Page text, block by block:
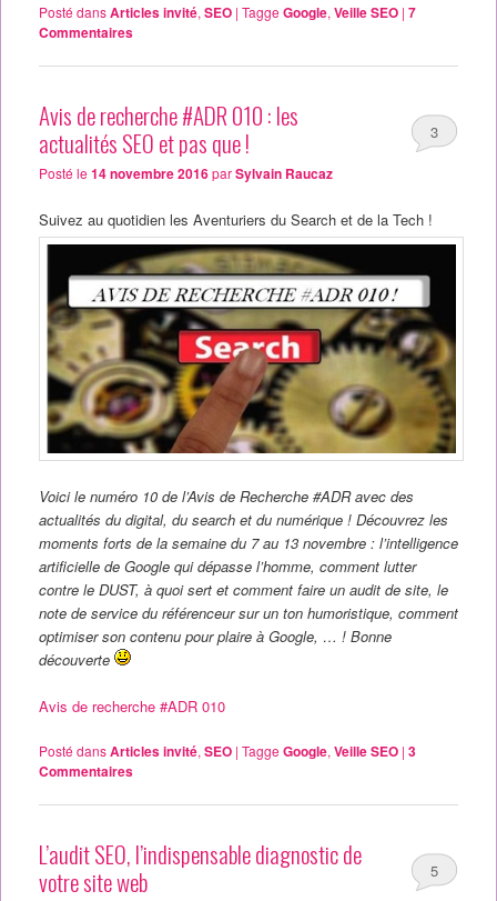
Posté dansArticles invité, SEO | Tagge Google, Veille SEO | 7
Commentaires
Avis de recherche #ADR 010 : les
actualités SEO et pas que !
Posté le 14 novembre 2016parSylvain Raucaz
3
Suivez au quotidien les Aventuriers du Search et de la Tech !
Voici le numéro 10 de l’Avis de Recherche #ADR avec des
actualités du digital, du search et du numérique ! Découvrez les
moments forts de la semaine du 7 au 13 novembre : l’intelligence
artificielle de Google qui dépasse l’homme, comment lutter
contre le DUST, à quoi sert et comment faire un audit de site, le
note de service du référenceur sur un ton humoristique, comment
optimiser son contenu pour plaire à Google, … ! Bonne
découverte
Avis de recherche #ADR 010
Posté dansArticles invité, SEO | Tagge Google, Veille SEO | 3
Commentaires
L’audit SEO, l’indispensable diagnostic de
votre site web
5